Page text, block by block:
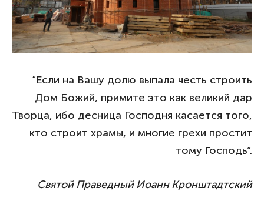
“Если на Вашу долю выпала честь строить
Дом Божий, примите это как великий дар
Творца, ибо десница Господня касается того,
кто строит храмы, и многие грехи простит
тому Господь”.
Святой Праведный Иоанн Кронштадтский